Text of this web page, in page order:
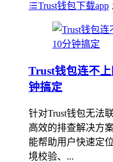
Trust钱包下载app
Trust钱包连不
钟搞定
针对Trust钱包无法
高效的排查解决方
能帮助用户快速定
境校验、...